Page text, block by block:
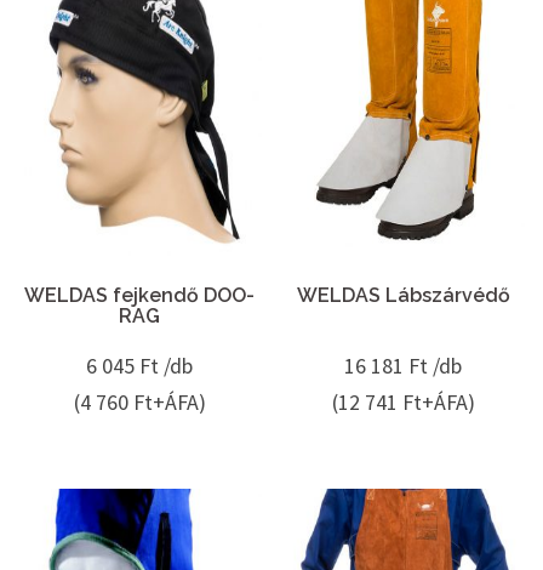
WELDAS fejkendő DOO-
RAG
6 045 Ft /db
(4 760 Ft+ÁFA)
WELDAS Lábszárvédő
16 181 Ft /db
(12 741 Ft+ÁFA)